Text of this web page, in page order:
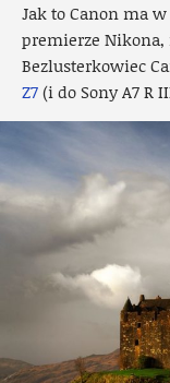
Jak to Canon ma
premierze Nikona,
Bezlusterkowiec
Z7(i do Sony A7 R